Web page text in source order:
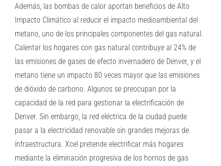
Además, las bombas de calor aportan beneficios de Alto
Impacto Climático al reducir el impacto medioambiental del
metano, uno de los principales componentes del gas natural.
Calentar los hogares con gas natural contribuye al 24% de
las emisiones de gases de efecto invernadero de Denver, y el
metano tiene un impacto 80 veces mayor que las emisiones
de dióxido de carbono. Algunos se preocupan por la
capacidad de la red para gestionar la electrificación de
Denver. Sin embargo, la red eléctrica de la ciudad puede
pasar a la electricidad renovable sin grandes mejoras de
infraestructura. Xcel pretende electrificar más hogares
mediante la eliminación progresiva de los hornos de gas